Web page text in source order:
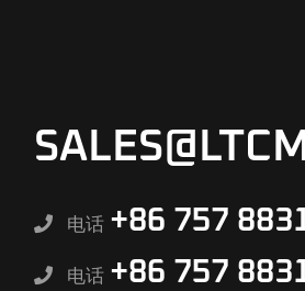
电话 +86 757
电话 +86 757